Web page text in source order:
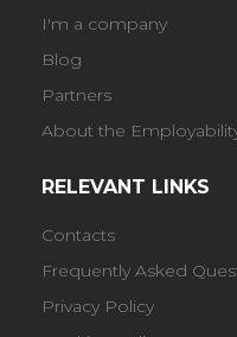
I'm a company
Blog
Partners
About the
RELEVANT LINKS
Contacts
Frequently Asked
Privacy Policy